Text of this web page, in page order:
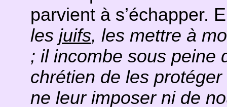
parvient à s’échapper.
les juifs, les mettre à
; il incombe sous peine
chrétien de les
ne leur imposer ni de